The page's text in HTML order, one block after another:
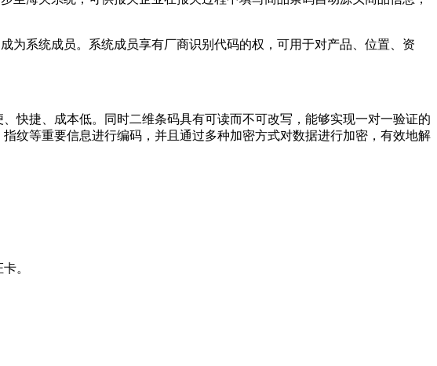
为系统成员。系统成员享有厂商识别代码的权，可用于对产品、位置、资
快捷、成本低。同时二维条码具有可读而不可改写，能够实现一对一验证的
纹等重要信息进行编码，并且通过多种加密方式对数据进行加密，有效地解
卡。